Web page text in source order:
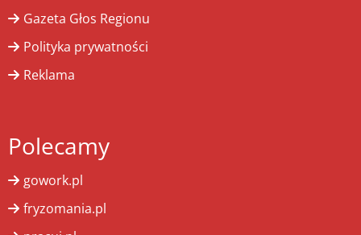
Gazeta Głos Regionu
Polityka prywatności
Reklama
Polecamy
gowork.pl
fryzomania.pl